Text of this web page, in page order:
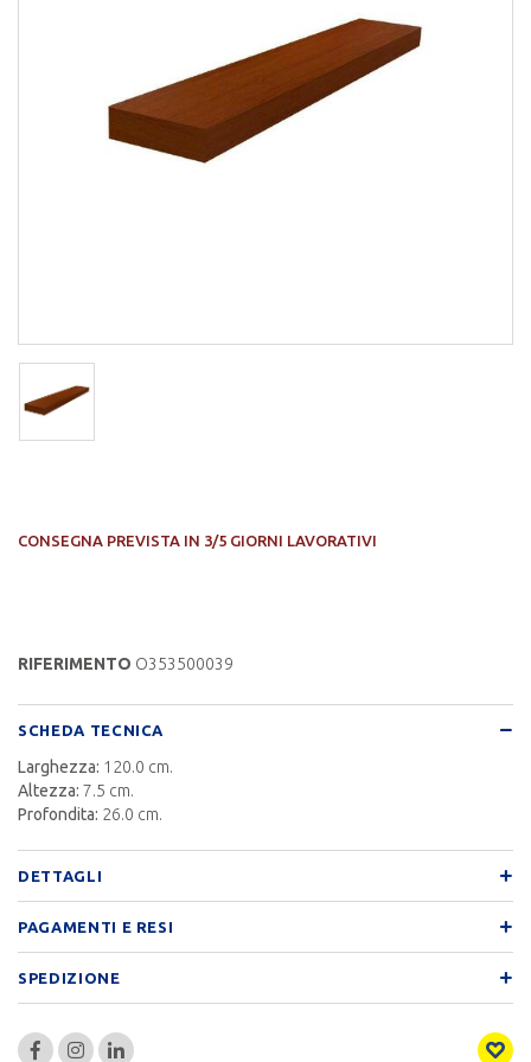
CONSEGNA PREVISTA IN 3/5 GIORNI LAVORATIVI
RIFERIMENTO O353500039
SCHEDA TECNICA
Larghezza: 120.0 cm.
Altezza: 7.5 cm.
Profondita: 26.0 cm.
DETTAGLI
PAGAMENTI E RESI
SPEDIZIONE